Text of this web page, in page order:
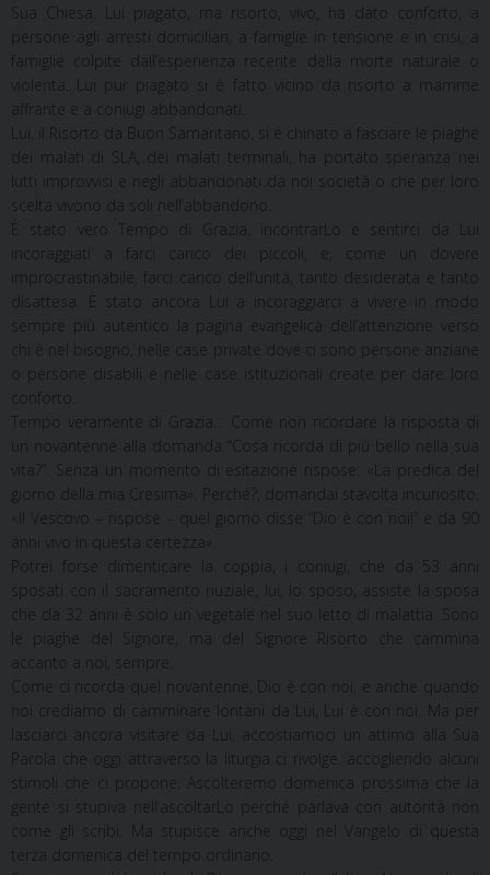
Sua Chiesa. Lui piagato, ma risorto, vivo, ha dato conforto, a
persone agli arresti domiciliari, a famiglie in tensione e in crisi, a
famiglie colpite dall’esperienza recente della morte naturale o
violenta. Lui pur piagato si è fatto vicino da risorto a mamme
affrante e a coniugi abbandonati.
Lui, il Risorto da Buon Samaritano, si è chinato a fasciare le piaghe
dei malati di SLA, dei malati terminali, ha portato speranza nei
lutti improvvisi e negli abbandonati da noi società o che per loro
scelta vivono da soli nell’abbandono.
È stato vero Tempo di Grazia, incontrarLo e sentirci da Lui
incoraggiati a farci carico dei piccoli, e, come un dovere
improcrastinabile, farci carico dell’unità, tanto desiderata e tanto
disattesa. È stato ancora Lui a incoraggiarci a vivere in modo
sempre più autentico la pagina evangelica dell’attenzione verso
chi è nel bisogno, nelle case private dove ci sono persone anziane
o persone disabili e nelle case istituzionali create per dare loro
conforto.
Tempo veramente di Grazia… Come non ricordare la risposta di
un novantenne alla domanda “Cosa ricorda di più bello nella sua
vita?”. Senza un momento di esitazione rispose: «La predica del
giorno della mia Cresima». Perché?, domandai stavolta incuriosito.
«Il Vescovo – rispose – quel giorno disse “Dio è con noi!” e da 90
anni vivo in questa certezza».
Potrei forse dimenticare la coppia, i coniugi, che da 53 anni
sposati con il sacramento nuziale, lui, lo sposo, assiste la sposa
che da 32 anni è solo un vegetale nel suo letto di malattia. Sono
le piaghe del Signore, ma del Signore Risorto che cammina
accanto a noi, sempre.
Come ci ricorda quel novantenne, Dio è con noi, e anche quando
noi crediamo di camminare lontani da Lui, Lui è con noi. Ma per
lasciarci ancora visitare da Lui, accostiamoci un attimo alla Sua
Parola che oggi attraverso la liturgia ci rivolge. accogliendo alcuni
stimoli che ci propone. Ascolteremo domenica prossima che la
gente si stupiva nell’ascoltarLo perché parlava con autorità non
come gli scribi. Ma stupisce anche oggi nel Vangelo di questa
terza domenica del tempo ordinario.